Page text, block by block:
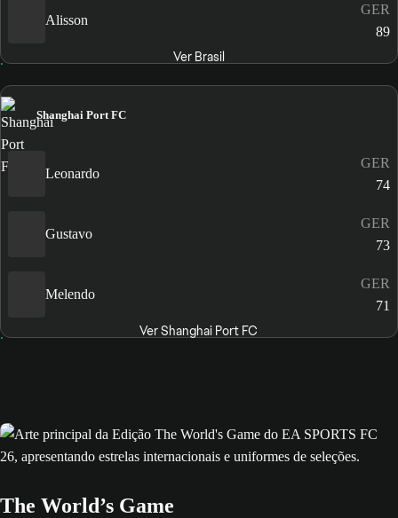
Alisson
GER
89
Ver Brasil
Shanghai Port FC
Leonardo
GER
74
Gustavo
GER
73
Melendo
GER
71
Ver Shanghai Port FC
The World’s Game